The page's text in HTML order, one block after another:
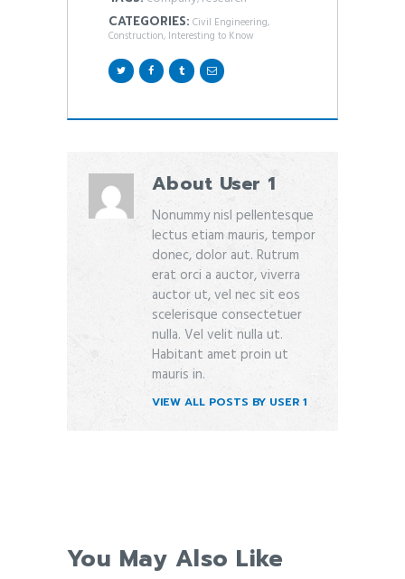
CATEGORIES: Civil Engineering,
Construction, Interesting to Know
About User 1
Nonummy nisl pellentesque
lectus etiam mauris, tempor
donec, dolor aut. Rutrum
erat orci a auctor, viverra
auctor ut, vel nec sit eos
scelerisque consectetuer
nulla. Vel velit nulla ut.
Habitant amet proin ut
mauris in.
VIEW ALL POSTS BY USER 1
You May Also Like